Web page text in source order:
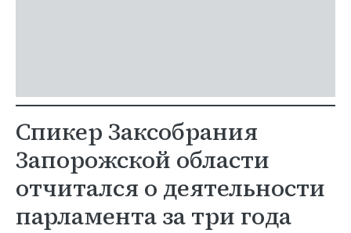
Спикер Заксобрания
Запорожской области
отчитался о деятельности
парламента за три года